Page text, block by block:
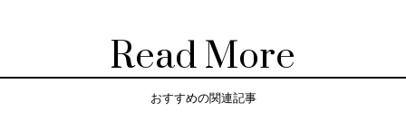
Read More
おすすめの関連記事